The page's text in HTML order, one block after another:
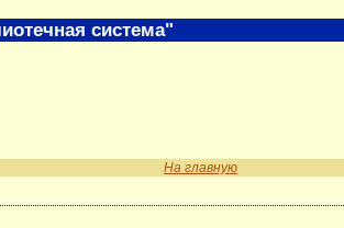
На главную
система"